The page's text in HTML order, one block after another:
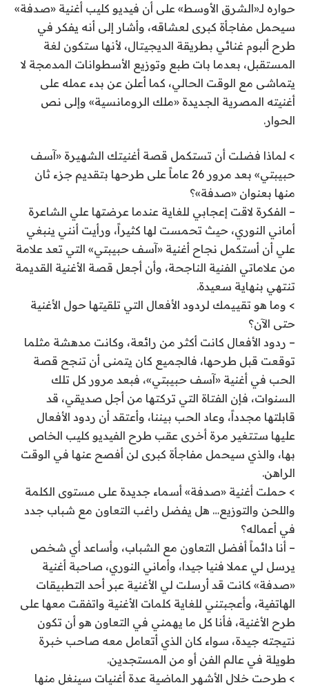
حواره لـ«الشرق الأوسط» على أن فيديو كليب أغنية «صدفة»
سيحمل مفاجأة كبرى لعشاقه، وأشار إلى أنه يفكر في
طرح ألبوم غنائي بطريقة الديجيتال، لأنها ستكون لغة
المستقبل، بعدما بات طبع وتوزيع الأسطوانات المدمجة لا
يتماشى مع الوقت الحالي، كما أعلن عن بدء عمله على
أغنيته المصرية الجديدة «ملك الرومانسية» وإلى نص
الحوار.
> لماذا فضلت أن تستكمل قصة أغنيتك الشهيرة «آسف
حبيبتي» بعد مرور 26 عاماً على طرحها بتقديم جزء ثان
منها بعنوان «صدفة»؟
– الفكرة لاقت إعجابي للغاية عندما عرضتها علي الشاعرة
أماني النوري، حيث تحمست لها كثيراً، ورأيت أنني ينبغي
علي أن أستكمل نجاح أغنية «آسف حبيبتي» التي تعد علامة
من علاماتي الفنية الناجحة، وأن أجعل قصة الأغنية القديمة
تنتهي بنهاية سعيدة.
> وما هو تقييمك لردود الأفعال التي تلقيتها حول الأغنية
حتى الآن؟
– ردود الأفعال كانت أكثر من رائعة، وكانت مدهشة مثلما
توقعت قبل طرحها، فالجميع كان يتمنى أن تنجح قصة
الحب في أغنية «آسف حبيبتي»، فبعد مرور كل تلك
السنوات، فإن الفتاة التي تركتها من أجل صديقي، قد
قابلتها مجدداً، وعاد الحب بيننا، وأعتقد أن ردود الأفعال
عليها ستتغير مرة أخرى عقب طرح الفيديو كليب الخاص
بها، والذي سيحمل مفاجأة كبرى لن أفصح عنها في الوقت
الراهن.
> حملت أغنية «صدفة» أسماء جديدة على مستوى الكلمة
واللحن والتوزيع… هل يفضل راغب التعاون مع شباب جدد
في أعماله؟
– أنا دائماً أفضل التعاون مع الشباب، وأساعد أي شخص
يرسل لي عملا فنيا جيدا، وأماني النوري، صاحبة أغنية
«صدفة» كانت قد أرسلت لي الأغنية عبر أحد التطبيقات
الهاتفية، وأعجبتني للغاية كلمات الأغنية واتفقت معها على
طرح الأغنية، فأنا كل ما يهمني في التعاون هو أن تكون
نتيجته جيدة، سواء كان الذي أتعامل معه صاحب خبرة
طويلة في عالم الفن أو من المستجدين.
> طرحت خلال الأشهر الماضية عدة أغنيات سينغل منها